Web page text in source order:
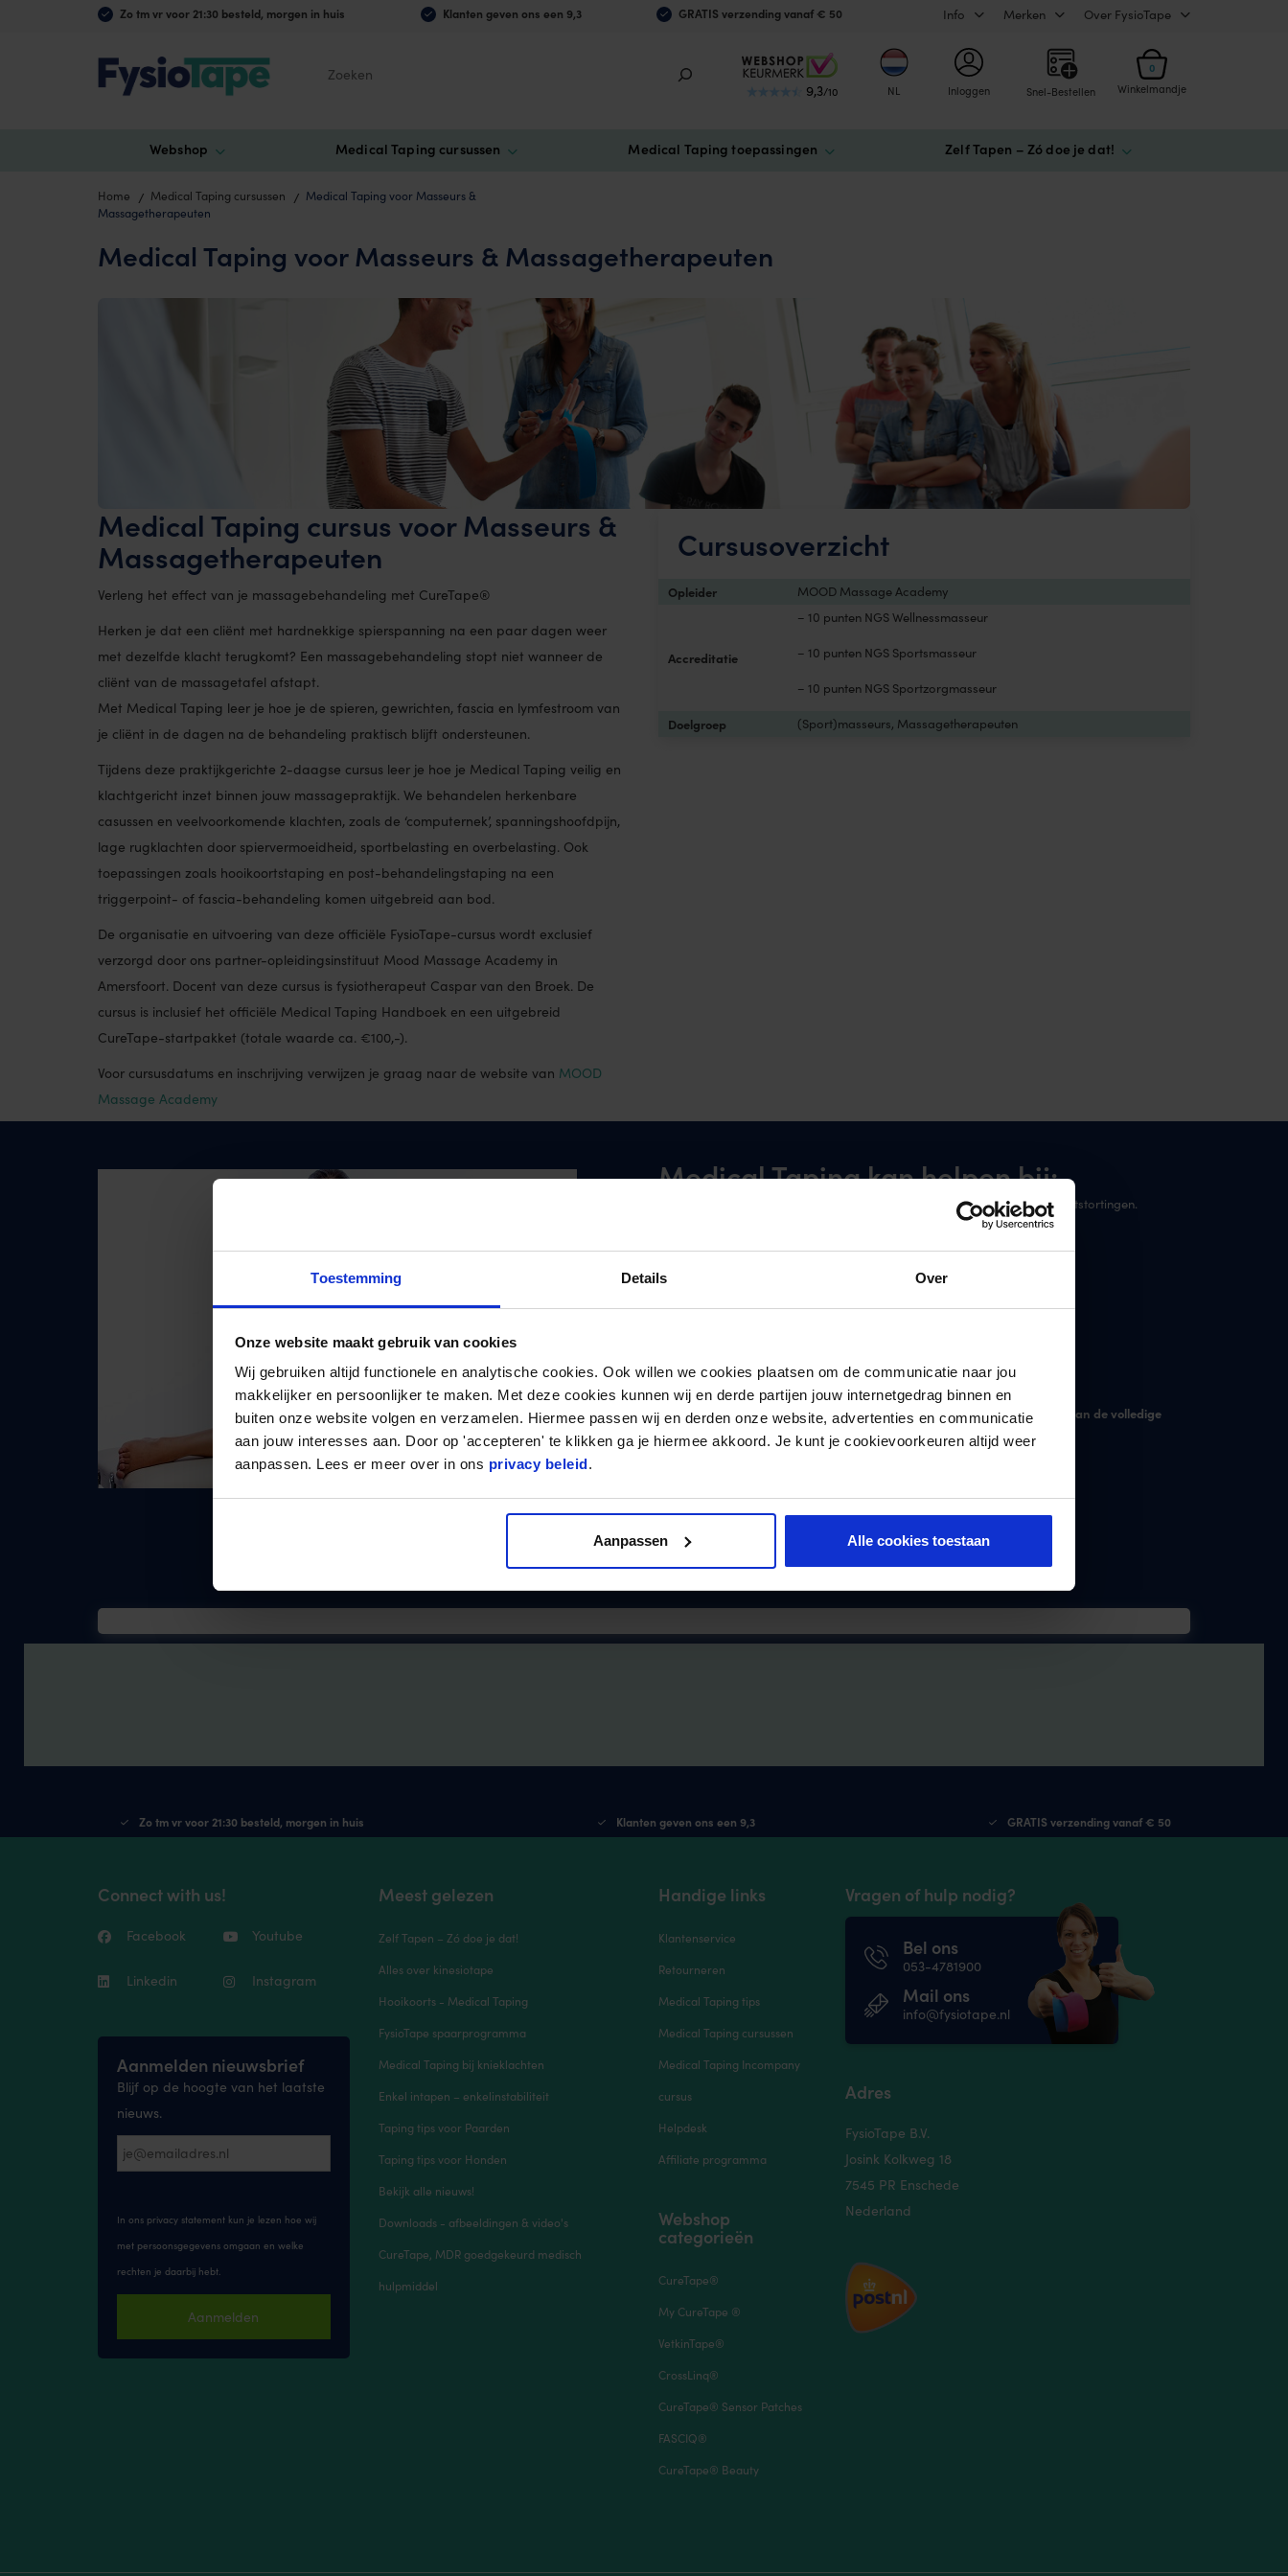
Toestemming Details Over
Onze website maakt gebruik van cookies
Wij gebruiken altijd functionele en analytische cookies. Ook willen we cookies plaatsen om de communicatie naar jou
makkelijker en persoonlijker te maken. Met deze cookies kunnen wij en derde partijen jouw internetgedrag binnen en
buiten onze website volgen en verzamelen. Hiermee passen wij en derden onze website, advertenties en communicatie
aan jouw interesses aan. Door op 'accepteren' te klikken ga je hiermee akkoord. Je kunt je cookievoorkeuren altijd weer
aanpassen. Lees er meer over in ons privacy beleid.
Aanpassen Alle cookies toestaan
Zo tm vr voor 21:30 besteld, morgen in huis Klanten geven ons een 9,3 GRATIS verzending vanaf € 50 Info Merken Over FysioTape
9,3/10 NL Inloggen Snel-Bestellen
0
Winkelmandje
Webshop Medical Taping cursussen Medical Taping toepassingen Zelf Tapen – Zó doe je dat!
Home Medical Taping cursussen
Medical Taping voor Masseurs &
Massagetherapeuten
Medical Taping voor Masseurs & Massagetherapeuten
Medical Taping cursus voor Masseurs &
Massagetherapeuten
Verleng het effect van je massagebehandeling met CureTape®
Herken je dat een cliënt met hardnekkige spierspanning na een paar dagen weer
met dezelfde klacht terugkomt? Een massagebehandeling stopt niet wanneer de
cliënt van de massagetafel afstapt.
Met Medical Taping leer je hoe je de spieren, gewrichten, fascia en lymfestroom van
je cliënt in de dagen na de behandeling praktisch blijft ondersteunen.
Tijdens deze praktijkgerichte 2-daagse cursus leer je hoe je Medical Taping veilig en
klachtgericht inzet binnen jouw massagepraktijk. We behandelen herkenbare
casussen en veelvoorkomende klachten, zoals de ‘computernek’, spanningshoofdpijn,
lage rugklachten door spiervermoeidheid, sportbelasting en overbelasting. Ook
toepassingen zoals hooikoortstaping en post-behandelingstaping na een
triggerpoint- of fascia-behandeling komen uitgebreid aan bod.
De organisatie en uitvoering van deze officiële FysioTape-cursus wordt exclusief
verzorgd door ons partner-opleidingsinstituut Mood Massage Academy in
Amersfoort. Docent van deze cursus is fysiotherapeut Caspar van den Broek. De
cursus is inclusief het officiële Medical Taping Handboek en een uitgebreid
CureTape-startpakket (totale waarde ca. €100,-).
Voor cursusdatums en inschrijving verwijzen je graag naar de website van MOOD
Massage Academy
Cursusoverzicht
Opleider MOOD Massage Academy
Accreditatie
– 10 punten NGS Wellnessmasseur
– 10 punten NGS Sportsmasseur
– 10 punten NGS Sportzorgmasseur
Doelgroep (Sport)masseurs, Massagetherapeuten
Medical Taping kan helpen bij:
Het activeren van de bloed en lymfecirculatie bij zwellingen en bloeduitstortingen.
Behandelen van littekens.
Correctietechnieken.
Het principe is : Activeren in plaats van fixeren met daarbij behoud van de volledige
functionaliteit van de spieren.
Zo tm vr voor 21:30 besteld, morgen in huis Klanten geven ons een 9,3 GRATIS verzending vanaf € 50
Connect with us!
Facebook Youtube
Linkedin Instagram
Aanmelden nieuwsbrief
Blijf op de hoogte van het laatste
nieuws.
In ons privacy statement kun je lezen hoe wij
met persoonsgegevens omgaan en welke
rechten je daarbij hebt.
Aanmelden
Meest gelezen
Zelf Tapen – Zó doe je dat!
Alles over kinesiotape
Hooikoorts - Medical Taping
FysioTape spaarprogramma
Medical Taping bij knieklachten
Enkel intapen – enkelinstabiliteit
Taping tips voor Paarden
Taping tips voor Honden
Bekijk alle nieuws!
Downloads - afbeeldingen & video's
CureTape, MDR goedgekeurd medisch
hulpmiddel
Handige links
Klantenservice
Retourneren
Medical Taping tips
Medical Taping cursussen
Medical Taping Incompany
cursus
Helpdesk
Affiliate programma
Webshop
categorieën
CureTape®
My CureTape ®
VetkinTape®
CrossLinq®
CureTape® Sensor Patches
FASCIQ®
CureTape® Beauty
Vragen of hulp nodig?
Bel ons
053-4781900
Mail ons
info@fysiotape.nl
Adres
FysioTape B.V.
Josink Kolkweg 18
7545 PR Enschede
Nederland